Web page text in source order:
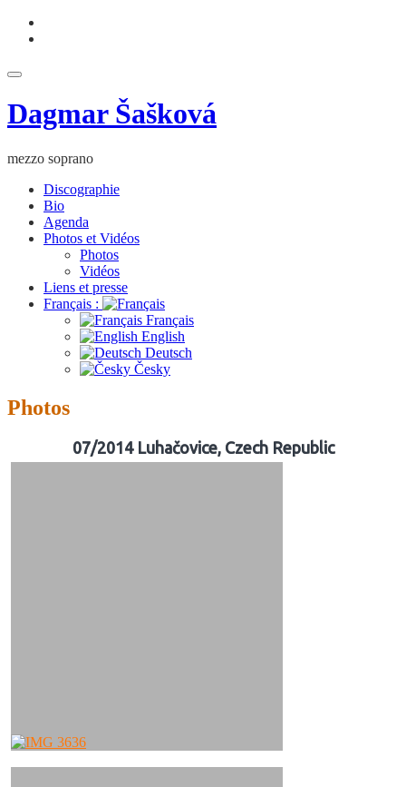
Aller
Déplier
navigation
Dagmar Šašková
mezzo soprano
Discographie
Bio
Agenda
Photos et Vidéos
Photos
Vidéos
Liens et presse
Français :
Français
English
Deutsch
Česky
Photos
07/2014 Luhačovice, Czech Republic